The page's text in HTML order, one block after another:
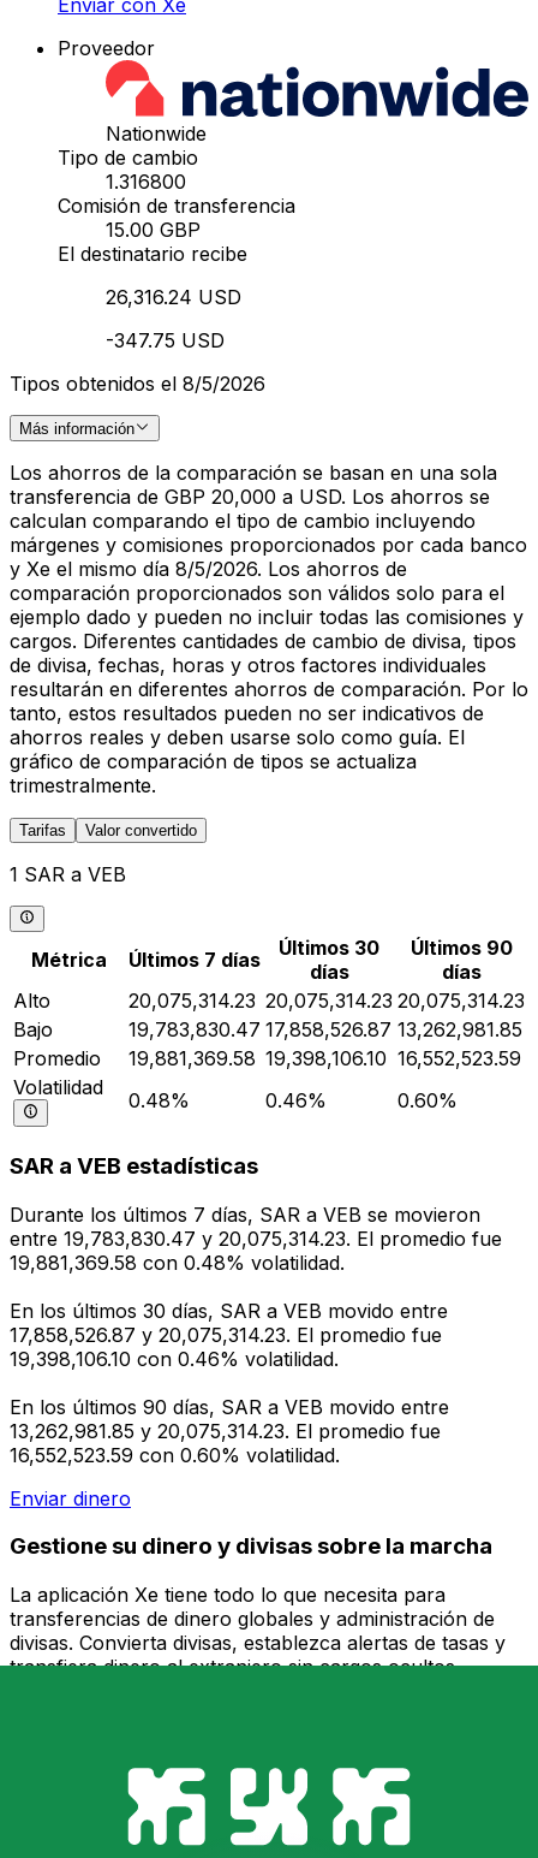
Proveedor
Nationwide
Tipo de cambio
1.316800
Comisión de transferencia
15.00 GBP
El destinatario recibe
26,316.24 USD
-347.75 USD
Tipos obtenidos el 8/5/2026
Más información
Los ahorros de la comparación se basan en una sola
transferencia de GBP 20,000 a USD. Los ahorros se
calculan comparando el tipo de cambio incluyendo
márgenes y comisiones proporcionados por cada banco
y Xe el mismo día 8/5/2026. Los ahorros de
comparación proporcionados son válidos solo para el
ejemplo dado y pueden no incluir todas las comisiones y
cargos. Diferentes cantidades de cambio de divisa, tipos
de divisa, fechas, horas y otros factores individuales
resultarán en diferentes ahorros de comparación. Por lo
tanto, estos resultados pueden no ser indicativos de
ahorros reales y deben usarse solo como guía. El
gráfico de comparación de tipos se actualiza
trimestralmente.
Tarifas Valor convertido
1 SAR a VEB
Métrica Últimos 7 días
Últimos 30
días
Últimos 90
días
Alto
20,075,314.23 20,075,314.23 20,075,314.23
Bajo
19,783,830.47 17,858,526.87 13,262,981.85
Promedio
19,881,369.58 19,398,106.10 16,552,523.59
Volatilidad
0.48% 0.46% 0.60%
SAR a VEB estadísticas
Durante los últimos 7 días, SAR a VEB se movieron
entre 19,783,830.47 y 20,075,314.23. El promedio fue
19,881,369.58 con 0.48% volatilidad.
En los últimos 30 días, SAR a VEB movido entre
17,858,526.87 y 20,075,314.23. El promedio fue
19,398,106.10 con 0.46% volatilidad.
En los últimos 90 días, SAR a VEB movido entre
13,262,981.85 y 20,075,314.23. El promedio fue
16,552,523.59 con 0.60% volatilidad.
Enviar dinero
Gestione su dinero y divisas sobre la marcha
La aplicación Xe tiene todo lo que necesita para
transferencias de dinero globales y administración de
divisas. Convierta divisas, establezca alertas de tasas y
transfiera dinero al extranjero sin cargos ocultos.